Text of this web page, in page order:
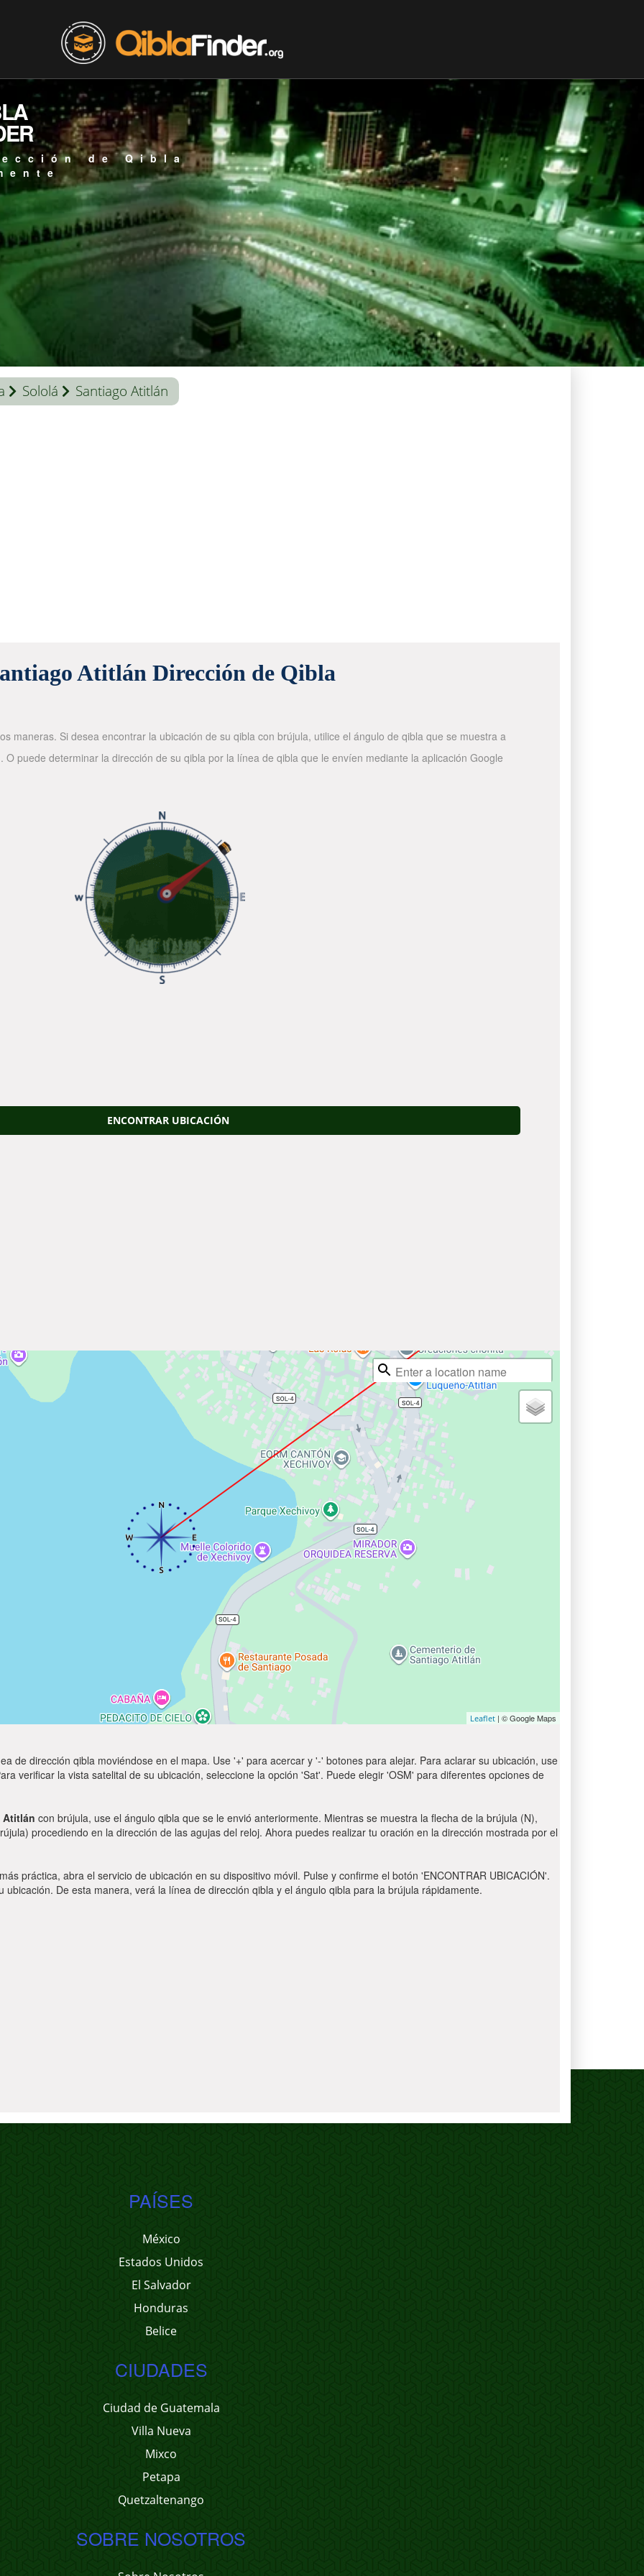
de Qibla
Sololá Santiago Atitlán
Atitlán Dirección de Qibla
maneras. Si desea encontrar la ubicación de su qibla con brújula, utilice el ángulo de qibla que se muestra a
puede determinar la dirección de su qibla por la línea de qibla que le envíen mediante la aplicación Google
ENCONTRAR UBICACIÓN
Leaflet | © Google Maps
de dirección qibla moviéndose en el mapa. Use '+' para acercar y '-' botones para alejar. Para aclarar su ubicación, use
verificar la vista satelital de su ubicación, seleccione la opción 'Sat'. Puede elegir 'OSM' para diferentes opciones de
Atitlán con brújula, use el ángulo qibla que se le envió anteriormente. Mientras se muestra la flecha de la brújula (N),
procediendo en la dirección de las agujas del reloj. Ahora puedes realizar tu oración en la dirección mostrada por el
práctica, abra el servicio de ubicación en su dispositivo móvil. Pulse y confirme el botón 'ENCONTRAR UBICACIÓN'.
De esta manera, verá la línea de dirección qibla y el ángulo qibla para la brújula rápidamente.
PAÍSES
México
Estados Unidos
El Salvador
Honduras
Belice
CIUDADES
Ciudad de Guatemala
Villa Nueva
Mixco
Petapa
Quetzaltenango
SOBRE NOSOTROS